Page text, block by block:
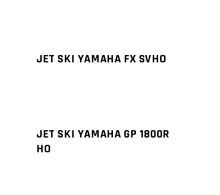
JET SKI YAMAHA FX SVHO
JET SKI YAMAHA GP 1800R
HO